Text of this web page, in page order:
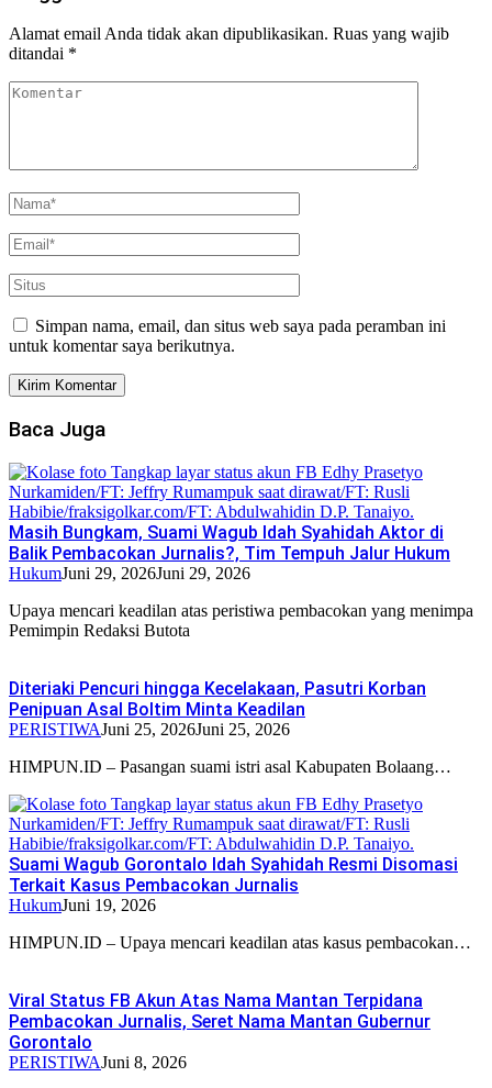
Alamat email Anda tidak akan dipublikasikan. Ruas yang wajib
ditandai *
Simpan nama, email, dan situs web saya pada peramban ini
untuk komentar saya berikutnya.
Baca Juga
Masih Bungkam, Suami Wagub Idah Syahidah Aktor di
Balik Pembacokan Jurnalis?, Tim Tempuh Jalur Hukum
HukumJuni 29, 2026Juni 29, 2026
Upaya mencari keadilan atas peristiwa pembacokan yang menimpa
Pemimpin Redaksi Butota
Diteriaki Pencuri hingga Kecelakaan, Pasutri Korban
Penipuan Asal Boltim Minta Keadilan
PERISTIWAJuni 25, 2026Juni 25, 2026
HIMPUN.ID – Pasangan suami istri asal Kabupaten Bolaang…
Suami Wagub Gorontalo Idah Syahidah Resmi Disomasi
Terkait Kasus Pembacokan Jurnalis
HukumJuni 19, 2026
HIMPUN.ID – Upaya mencari keadilan atas kasus pembacokan…
Viral Status FB Akun Atas Nama Mantan Terpidana
Pembacokan Jurnalis, Seret Nama Mantan Gubernur
Gorontalo
PERISTIWAJuni 8, 2026